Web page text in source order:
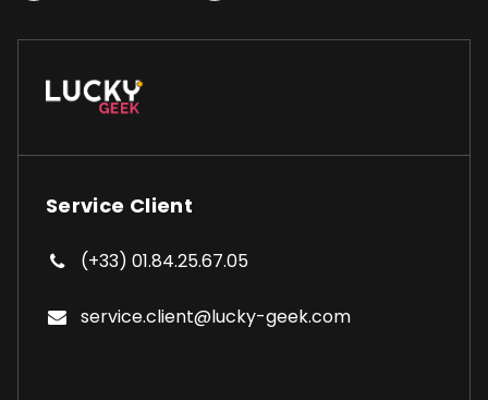
Service Client
(+33) 01.84.25.67.05
service.client@lucky-geek.com